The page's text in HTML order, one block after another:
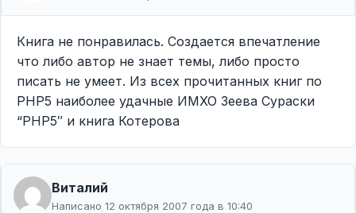
Книга не понравилась. Создается впечатление
что либо автор не знает темы, либо просто
писать не умеет. Из всех прочитанных книг по
PHP5 наиболее удачные ИМХО Зеева Сураски
“PHP5″ и книга Котерова
Виталий
Написано 12 октября 2007 года в 10:40